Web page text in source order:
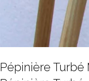
Pépinière